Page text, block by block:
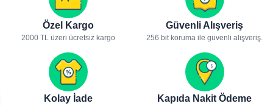
Özel Kargo
2000 TL üzeri ücretsiz kargo
Güvenli Alışveriş
256 bit koruma ile güvenli alışveriş.
Kolay İade Kapıda Nakit Ödeme